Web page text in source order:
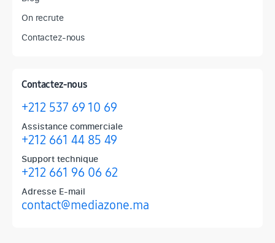
On recrute
Contactez-nous
Contactez-nous
+212 537 69 10 69
Assistance commerciale
+212 661 44 85 49
Support technique
+212 661 96 06 62
Adresse E-mail
contact@mediazone.ma